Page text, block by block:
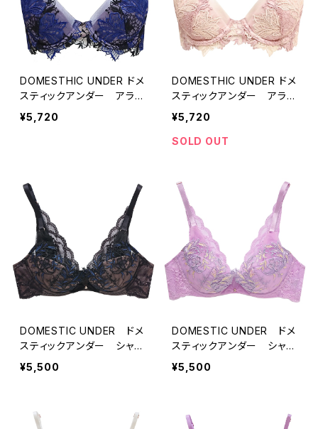
DOMESTHIC UNDER ドメ
スティックアンダー アラベ
スク ブラジャー（ダークネ
イビー）D2260
¥5,720
DOMESTHIC UNDER ドメ
スティックアンダー アラベ
スク ブラジャー（ピンクベ
ージュ）D2260
¥5,720
SOLD OUT
DOMESTIC UNDER ドメ
スティックアンダー シャン
ペトルブーケ ブラジャー
（ブラック）D2258
¥5,500
DOMESTIC UNDER ドメ
スティックアンダー シャン
ペトルブーケ ブラジャー
（オーキッド）D2258
¥5,500